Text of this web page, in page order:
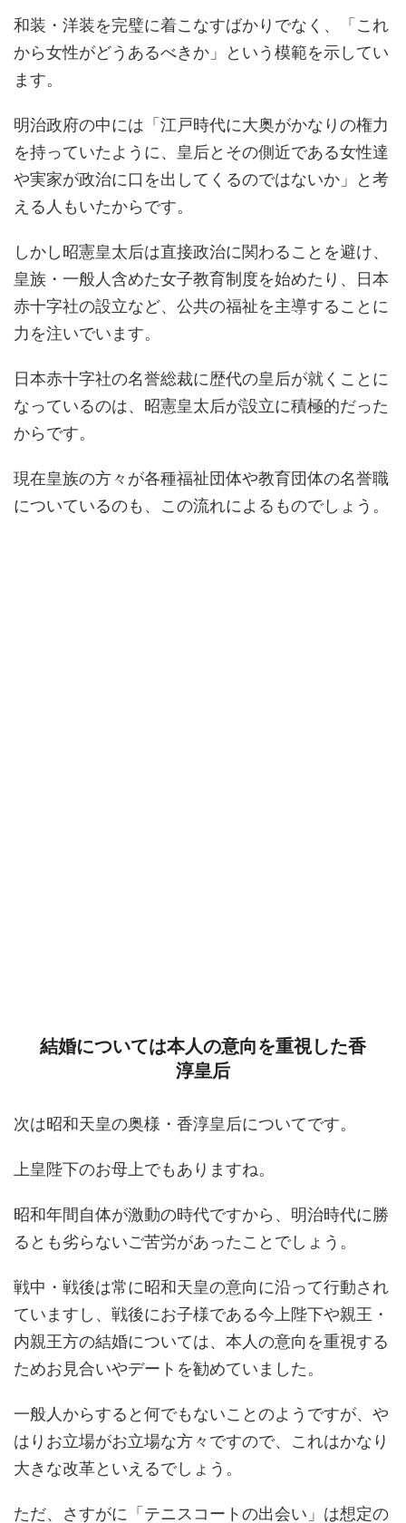
和装・洋装を完璧に着こなすばかりでなく、「これ
から女性がどうあるべきか」という模範を示してい
ます。
明治政府の中には「江戸時代に大奥がかなりの権力
を持っていたように、皇后とその側近である女性達
や実家が政治に口を出してくるのではないか」と考
える人もいたからです。
しかし昭憲皇太后は直接政治に関わることを避け、
皇族・一般人含めた女子教育制度を始めたり、日本
赤十字社の設立など、公共の福祉を主導することに
力を注いでいます。
日本赤十字社の名誉総裁に歴代の皇后が就くことに
なっているのは、昭憲皇太后が設立に積極的だった
からです。
現在皇族の方々が各種福祉団体や教育団体の名誉職
についているのも、この流れによるものでしょう。
結婚については本人の意向を重視した香
淳皇后
次は昭和天皇の奥様・香淳皇后についてです。
上皇陛下のお母上でもありますね。
昭和年間自体が激動の時代ですから、明治時代に勝
るとも劣らないご苦労があったことでしょう。
戦中・戦後は常に昭和天皇の意向に沿って行動され
ていますし、戦後にお子様である今上陛下や親王・
内親王方の結婚については、本人の意向を重視する
ためお見合いやデートを勧めていました。
一般人からすると何でもないことのようですが、や
はりお立場がお立場な方々ですので、これはかなり
大きな改革といえるでしょう。
ただ、さすがに「テニスコートの出会い」は想定の